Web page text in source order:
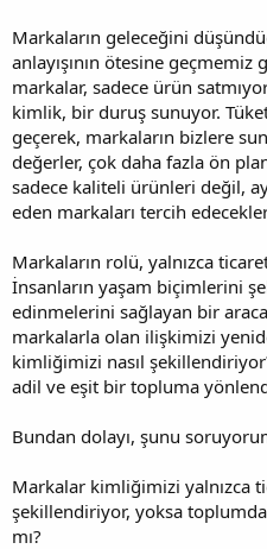
Markaların geleceğini
anlayışının ötesine
markalar, sadece ürün
kimlik, bir duruş sunuyor.
geçerek, markaların bizlere
değerler, çok daha fazla ön
sadece kaliteli ürünleri değil,
eden markaları tercih
Markaların rolü, yalnızca
İnsanların yaşam biçimlerini
edinmelerini sağlayan bir
markalarla olan ilişkimizi
kimliğimizi nasıl
adil ve eşit bir topluma
Bundan dolayı, şunu
Markalar kimliğimizi yalnızca
şekillendiriyor, yoksa
mı?